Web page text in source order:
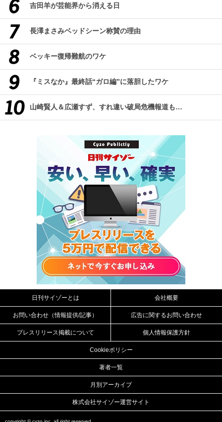
吉田羊が芸能界から消える日
長澤まさみベッドシーン称賛の理由
ベッキー復帰難航のワケ
『ミスなか』最終話“ガロ編”に落胆したワケ
山崎賢人＆広瀬すず、すれ違い破局危機報道も…
日刊サイゾーとは 会社概要
お問い合わせ（情報提供/記事） 広告に関するお問い合わせ
プレスリリース掲載について 個人情報保護方針
Cookieポリシー
著者一覧
月別アーカイブ
株式会社サイゾー運営サイト